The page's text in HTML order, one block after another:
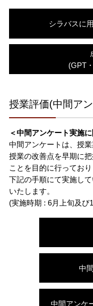
宇都宮大学の歴史
宇都宮大学歌
広報・刊行物
採用情報
宇都宮大学発ベンチ
留学生へのサポート
留学生・国際交流セ
国際交流協定締結校
峰ヶ丘地域貢献ファ
保健管理センター
DE&I推進センター
ロボティクス・工農
機器分析センター
教職センター
社会共創促進センタ
宇大アカデミー生涯
イノベーション
未来農学共創センタ
データサイエンスセ
地域デザイン科学部
地域デザイン科学部
国際学部附属施設
多文
共同教育学部附属施
共同教育学部附属学
工学部附属施設
工学部附属ものづく
附属図書館
ヒストリカルゾーン
その他の施設案内
消費生活協同組合
オープンキャンパス
留学
入学料・授業料
経済支援
奨学金制度
取得可能な免許・資
卒業（修了）者の
大学の施設の利用に
進学説明会・出前
地域デザイン科学部
国際学部 出前授業
共同教育学部出前授
工学部出前授業分野
出前授業分
データサイエンス経
地域デザイン科学部
国際学部講演テーマ
共同教育学部講演テ
工学部講演テーマ一
公開講座
イン
インタ
受験生の方
受験生ポータルサイ
入試情報
アドミッション・
オープンキャンパス
イベント情報
在学生の方
行事・学習
宇都宮大学教務ポ
授業案内（シラバス
学生生活便利帳
学生生活
シラバスに
(GPT
授業評価(中間ア
＜中間アンケート実施
中間アンケートは、授
授業の改善点を早期に
ことを目的に行っており
下記の手順にて実施し
いたします。
(実施時期 : 6月上旬及び
中
中間アンケ